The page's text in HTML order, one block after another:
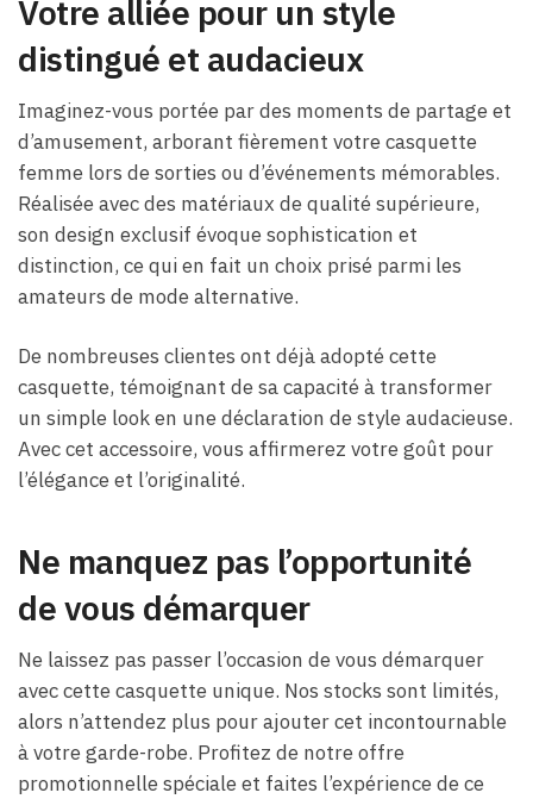
Votre alliée pour un style
distingué et audacieux
Imaginez-vous portée par des moments de partage et
d’amusement, arborant fièrement votre casquette
femme lors de sorties ou d’événements mémorables.
Réalisée avec des matériaux de qualité supérieure,
son design exclusif évoque sophistication et
distinction, ce qui en fait un choix prisé parmi les
amateurs de mode alternative.
De nombreuses clientes ont déjà adopté cette
casquette, témoignant de sa capacité à transformer
un simple look en une déclaration de style audacieuse.
Avec cet accessoire, vous affirmerez votre goût pour
l’élégance et l’originalité.
Ne manquez pas l’opportunité
de vous démarquer
Ne laissez pas passer l’occasion de vous démarquer
avec cette casquette unique. Nos stocks sont limités,
alors n’attendez plus pour ajouter cet incontournable
à votre garde-robe. Profitez de notre offre
promotionnelle spéciale et faites l’expérience de ce